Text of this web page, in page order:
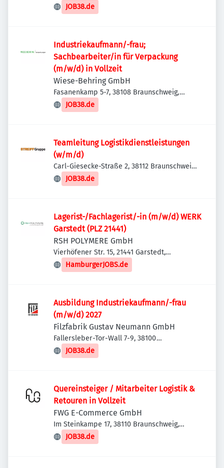
Co. KG)
Deutschland
JOB38.de
Industriekaufmann/-frau;
Sachbearbeiter/in für Verpackung
(m/w/d) in Vollzeit
Wiese-Behring GmbH
Fasanenkamp 5-7, 38108 Braunschweig,
Deutschland
JOB38.de
Teamleitung Logistikdienstleistungen
(w/m/d)
Carl-Giesecke-Straße 2, 38112 Braunschweig,
Deutschland
JOB38.de
Lagerist-/Fachlagerist/-in (m/w/d) WERK
Garstedt (PLZ 21441)
RSH POLYMERE GmbH
Vierhöfener Str. 15, 21441 Garstedt,
Deutschland
HamburgerJOBS.de
Ausbildung Industriekaufmann/-frau
(m/w/d) 2027
Filzfabrik Gustav Neumann GmbH
Fallersleber-Tor-Wall 7-9, 38100
Braunschweig, Deutschland
JOB38.de
Quereinsteiger / Mitarbeiter Logistik &
Retouren in Vollzeit
FWG E-Commerce GmbH
Im Steinkampe 17, 38110 Braunschweig,
Deutschland
JOB38.de